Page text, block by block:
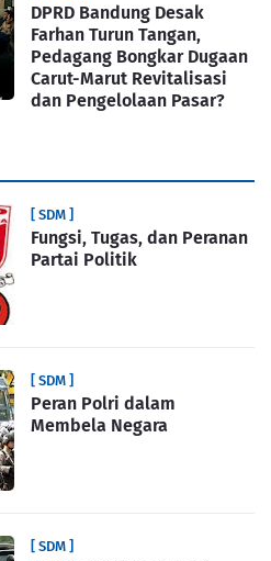
DPRD Bandung Desak
Farhan Turun Tangan,
Pedagang Bongkar Dugaan
Carut-Marut Revitalisasi
dan Pengelolaan Pasar?
[ SDM ]
Fungsi, Tugas, dan Peranan
Partai Politik
[ SDM ]
Peran Polri dalam
Membela Negara
[ SDM ]